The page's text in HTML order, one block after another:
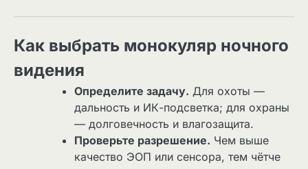
Как выбрать монокуляр ночного
видения
Определите задачу. Для охоты —
дальность и ИК-подсветка; для охраны
— долговечность и влагозащита.
Проверьте разрешение. Чем выше
качество ЭОП или сенсора, тем чётче